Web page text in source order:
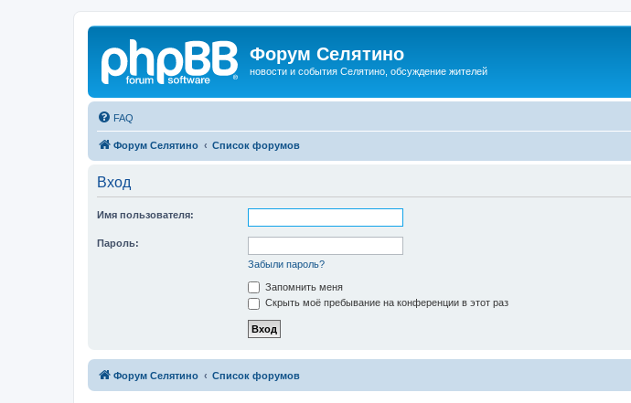
Форум Селятино
новости и события Селятино, обсуждение жителей
FAQ
Форум Селятино Список форумов
Вход
Имя пользователя:
Пароль:
Забыли пароль?
Запомнить меня
Скрыть моё пребывание на конференции в этот раз
Форум Селятино Список форумов